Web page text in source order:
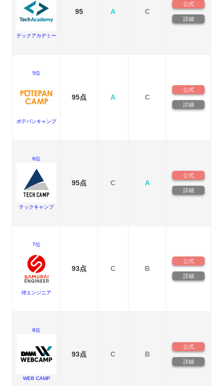
テックアカデミー
95 A C
公式
詳細
5位
ポテパンキャンプ
95点 A C
公式
詳細
6位
テックキャンプ
95点 C A
公式
詳細
7位
侍エンジニア
93点 C B
公式
詳細
8位
WEB CAMP
93点 C B
公式
詳細